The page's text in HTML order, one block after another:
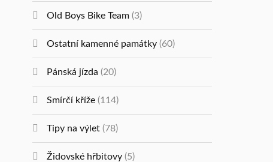
Old Boys Bike Team (3)
Ostatní kamenné památky (60)
Pánská jízda (20)
Smírčí kříže (114)
Tipy na výlet (78)
Židovské hřbitovy (5)